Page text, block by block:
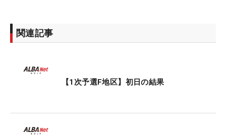
同日程でA地区（群馬県・富岡倶楽部）が開催中。
位者が9月の2次予選（3地区）に進出。2次を勝ち上
がった選手は10月29日から始まる最終プロテスト
関連記事
【1次予選F地区】初日の結果